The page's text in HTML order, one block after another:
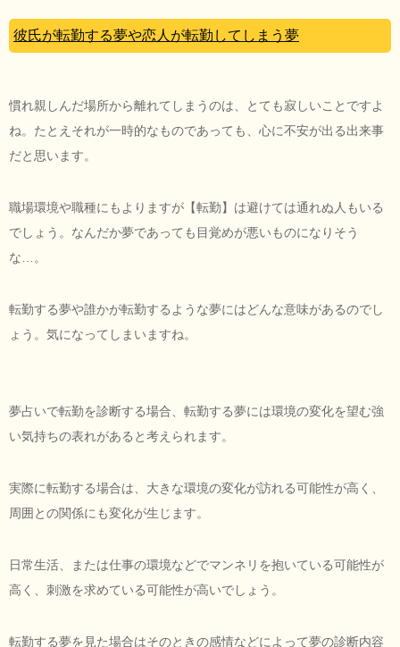
彼氏が転勤する夢や恋人が転勤してしまう夢
慣れ親しんだ場所から離れてしまうのは、とても寂しいことですよ
ね。たとえそれが一時的なものであっても、心に不安が出る出来事
だと思います。
職場環境や職種にもよりますが【転勤】は避けては通れぬ人もいる
でしょう。なんだか夢であっても目覚めが悪いものになりそう
な…。
転勤する夢や誰かが転勤するような夢にはどんな意味があるのでし
ょう。気になってしまいますね。
夢占いで転勤を診断する場合、転勤する夢には環境の変化を望む強
い気持ちの表れがあると考えられます。
実際に転勤する場合は、大きな環境の変化が訪れる可能性が高く、
周囲との関係にも変化が生じます。
日常生活、または仕事の環境などでマンネリを抱いている可能性が
高く、刺激を求めている可能性が高いでしょう。
転勤する夢を見た場合はそのときの感情などによって夢の診断内容